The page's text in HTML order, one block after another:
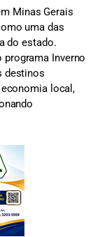
Minas Gerais
uma das
do estado.
programa Inverno
destinos
local,